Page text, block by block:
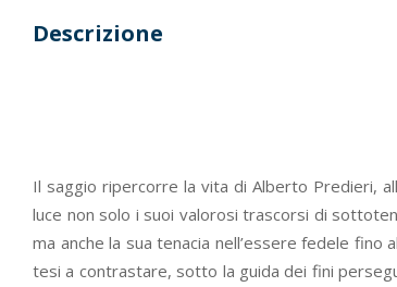
Descrizione
Il saggio ripercorre la vita di Alberto Predieri,
luce non solo i suoi valorosi trascorsi di
ma anche la sua tenacia nell’essere fedele
tesi a contrastare, sotto la guida dei fini